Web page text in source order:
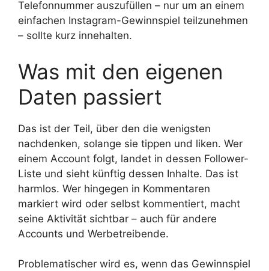
Telefonnummer auszufüllen – nur um an einem
einfachen Instagram-Gewinnspiel teilzunehmen
– sollte kurz innehalten.
Was mit den eigenen
Daten passiert
Das ist der Teil, über den die wenigsten
nachdenken, solange sie tippen und liken. Wer
einem Account folgt, landet in dessen Follower-
Liste und sieht künftig dessen Inhalte. Das ist
harmlos. Wer hingegen in Kommentaren
markiert wird oder selbst kommentiert, macht
seine Aktivität sichtbar – auch für andere
Accounts und Werbetreibende.
Problematischer wird es, wenn das Gewinnspiel